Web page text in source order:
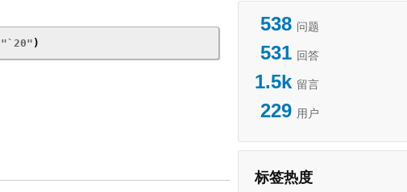
538 问题
531 回答
1.5k 留言
229 用户
标签热度
"`20" )